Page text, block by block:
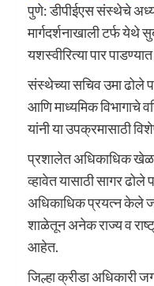
पुणे: डीपीईएस संस्थेचे
मार्गदर्शनाखाली टर्फ येथे
यशस्वीरित्या पार
संस्थेच्या सचिव उमा ढोले
आणि माध्यमिक विभागाचे
यांनी या उपक्रमासाठी
प्रशालेत अधिकाधिक
व्हावेत यासाठी सागर
अधिकाधिक प्रयत्न केले
शाळेतून अनेक राज्य व
आहेत.
जिल्हा क्रीडा अधिकारी